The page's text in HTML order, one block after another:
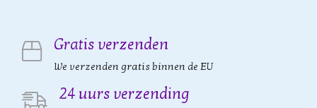
Gratis verzenden
We verzenden gratis binnen de EU
24 uurs verzending